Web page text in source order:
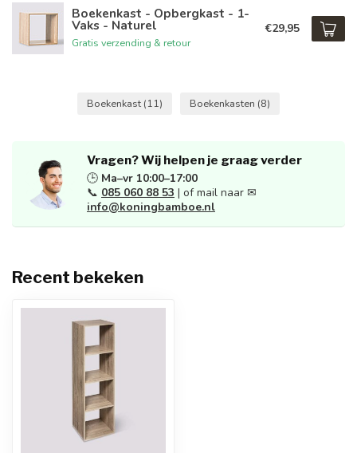
Boekenkast - Opbergkast - 1-
Vaks - Naturel
Gratis verzending & retour
€29,95
Boekenkast (11) Boekenkasten (8)
Vragen? Wij helpen je graag verder
🕒 Ma–vr 10:00–17:00
📞 085 060 88 53 | of mail naar ✉
info@koningbamboe.nl
Recent bekeken